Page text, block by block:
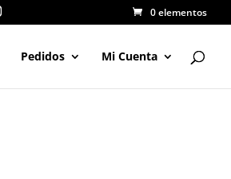
0 elementos
Pedidos Mi Cuenta